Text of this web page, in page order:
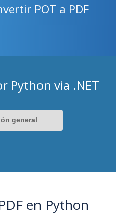
POT a PDF
Python via .NET
general
en Python